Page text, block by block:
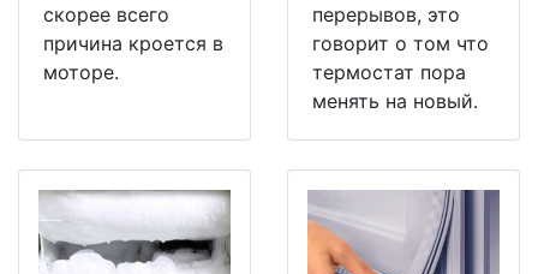
скорее всего
причина кроется в
моторе.
перерывов, это
говорит о том что
термостат пора
менять на новый.